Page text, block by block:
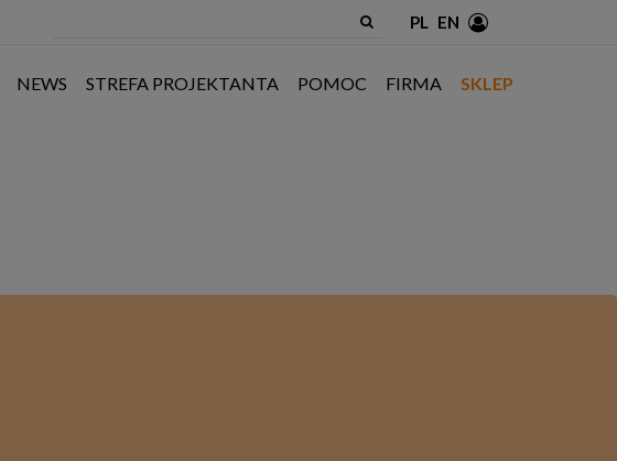
PL EN
NEWS STREFA PROJEKTANTA POMOC FIRMA SKLEP